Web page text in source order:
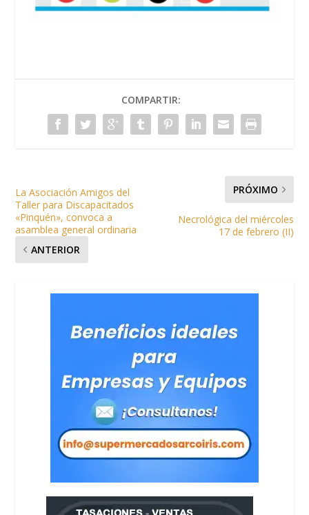
COMPARTIR:
La Asociación Amigos del
Taller para Discapacitados
«Pinquén», convoca a
asamblea general ordinaria
ANTERIOR
PRÓXIMO
Necrológica del miércoles
17 de febrero (II)